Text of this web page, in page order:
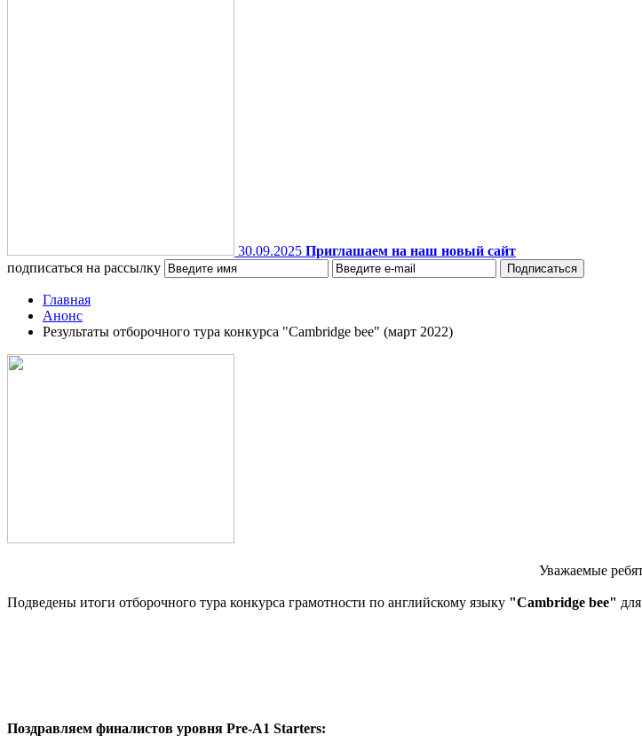
30.09.2025 Приглашаем на наш новый сайт
подписаться на рассылку
Главная
Анонс
Результаты отборочного тура конкурса "Cambridge bee" (март 2022)
Уважаемые
Подведены итоги отборочного тура конкурса грамотности по английскому языку "Cambridge bee"
Поздравляем финалистов уровня Pre-A1 Starters: